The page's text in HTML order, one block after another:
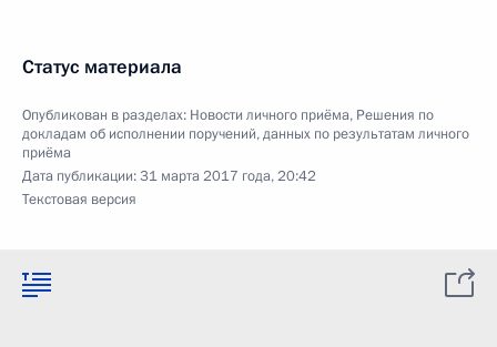
Статус материала
Опубликован в разделах: Новости личного приёма, Решения по
докладам об исполнении поручений, данных по результатам личного
приёма
Дата публикации:31 марта 2017 года, 20:42
Текстовая версия